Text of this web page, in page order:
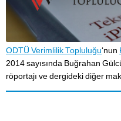
ODTÜ Verimlilik Topluluğu‘nun
2014 sayısında Buğrahan
röportajı ve dergideki diğer